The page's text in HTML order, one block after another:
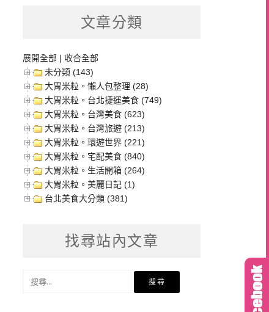
文章分類
展開全部 | 收合全部
未分類 (143)
大胃米粒。懶人包整理 (28)
大胃米粒。台北捷運美食 (749)
大胃米粒。台灣美食 (623)
大胃米粒。台灣旅遊 (213)
大胃米粒。環遊世界 (221)
大胃米粒。宅配美食 (840)
大胃米粒。生活開箱 (264)
大胃米粒。美麗日記 (1)
台北美食大分類 (381)
找尋站內文章